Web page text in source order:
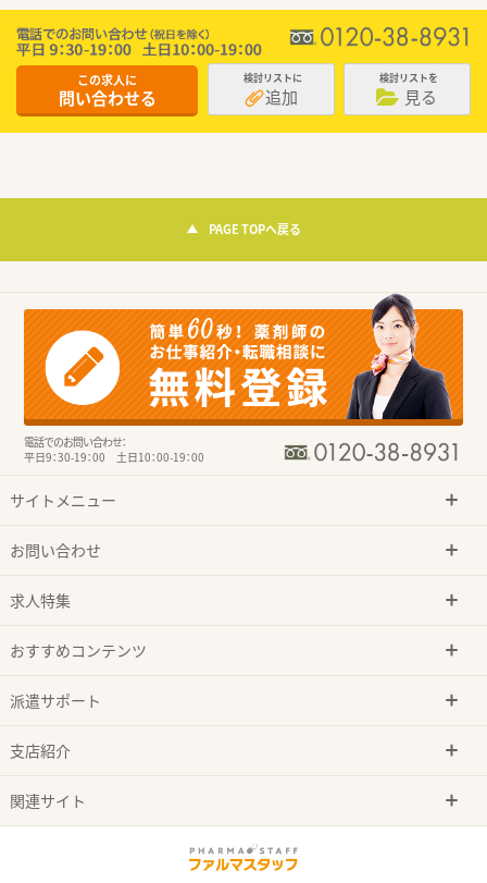
この求人に
問い合わせる
検討リストに
追加
検討リストを
見る
PAGE TOPへ戻る
電話でのお問い合わせ：
平日9：30-19：00 土日10：00-19：00
サイトメニュー
お問い合わせ
求人特集
おすすめコンテンツ
派遣サポート
支店紹介
関連サイト